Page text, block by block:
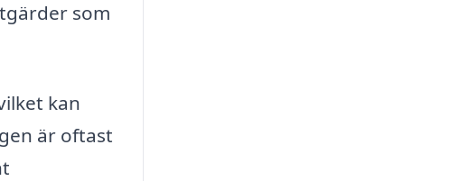
som
kan
är oftast